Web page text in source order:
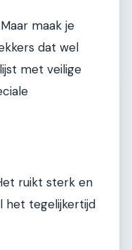
maak je
dat wel
met veilige
ruikt sterk en
het tegelijkertijd